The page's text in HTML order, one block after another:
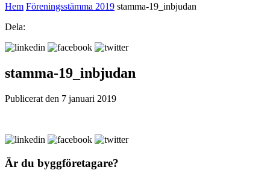
Hem Föreningsstämma 2019 stamma-19_inbjudan
Dela:
stamma-19_inbjudan
Publicerat den 7 januari 2019
Är du byggföretagare?